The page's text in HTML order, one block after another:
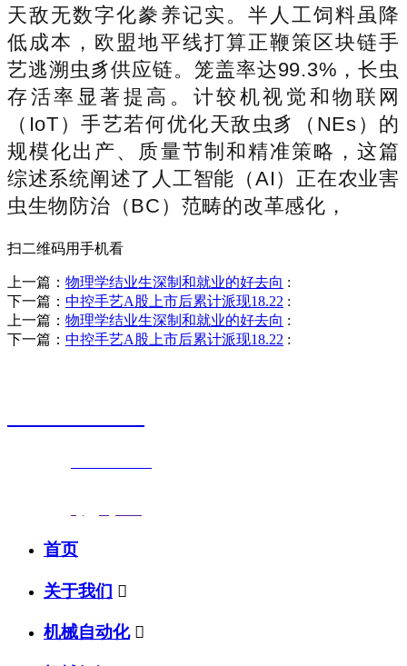
天敌无数字化豢养记实。半人工饲料虽降
低成本，欧盟地平线打算正鞭策区块链手
艺逃溯虫豸供应链。笼盖率达99.3%，长虫
存活率显著提高。计较机视觉和物联网
（IoT）手艺若何优化天敌虫豸（NEs）的
规模化出产、质量节制和精准策略，这篇
综述系统阐述了人工智能（AI）正在农业害
虫生物防治（BC）范畴的改革感化，
扫二维码用手机看
上一篇： 物理学结业生深制和就业的好去向 :
下一篇： 中控手艺A股上市后累计派现18.22 :
上一篇： 物理学结业生深制和就业的好去向 :
下一篇： 中控手艺A股上市后累计派现18.22 :
首页
关于我们 
机械自动化 